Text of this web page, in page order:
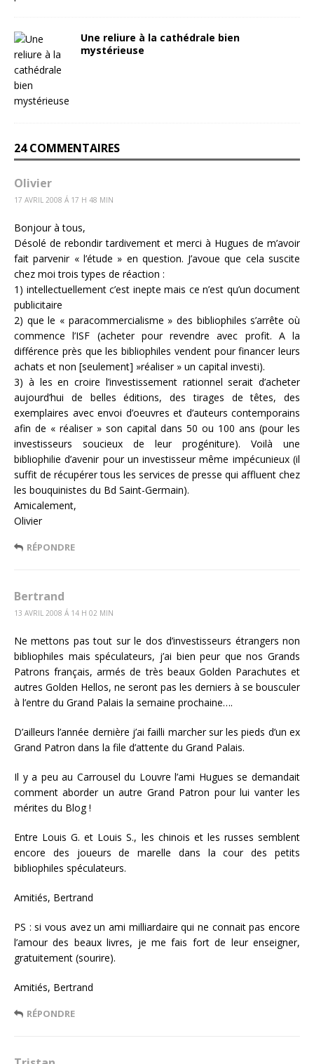
Une reliure à la cathédrale bien
mystérieuse
24 COMMENTAIRES
Olivier
17 AVRIL 2008 Á 17 H 48 MIN
Bonjour à tous,
Désolé de rebondir tardivement et merci à Hugues de m’avoir
fait parvenir « l’étude » en question. J’avoue que cela suscite
chez moi trois types de réaction :
1) intellectuellement c’est inepte mais ce n’est qu’un document
publicitaire
2) que le « paracommercialisme » des bibliophiles s’arrête où
commence l’ISF (acheter pour revendre avec profit. A la
différence près que les bibliophiles vendent pour financer leurs
achats et non [seulement] »réaliser » un capital investi).
3) à les en croire l’investissement rationnel serait d’acheter
aujourd’hui de belles éditions, des tirages de têtes, des
exemplaires avec envoi d’oeuvres et d’auteurs contemporains
afin de « réaliser » son capital dans 50 ou 100 ans (pour les
investisseurs soucieux de leur progéniture). Voilà une
bibliophilie d’avenir pour un investisseur même impécunieux (il
suffit de récupérer tous les services de presse qui affluent chez
les bouquinistes du Bd Saint-Germain).
Amicalement,
Olivier
RÉPONDRE
Bertrand
13 AVRIL 2008 Á 14 H 02 MIN
Ne mettons pas tout sur le dos d’investisseurs étrangers non
bibliophiles mais spéculateurs, j’ai bien peur que nos Grands
Patrons français, armés de très beaux Golden Parachutes et
autres Golden Hellos, ne seront pas les derniers à se bousculer
à l’entre du Grand Palais la semaine prochaine….
D’ailleurs l’année dernière j’ai failli marcher sur les pieds d’un ex
Grand Patron dans la file d’attente du Grand Palais.
Il y a peu au Carrousel du Louvre l’ami Hugues se demandait
comment aborder un autre Grand Patron pour lui vanter les
mérites du Blog !
Entre Louis G. et Louis S., les chinois et les russes semblent
encore des joueurs de marelle dans la cour des petits
bibliophiles spéculateurs.
Amitiés, Bertrand
PS : si vous avez un ami milliardaire qui ne connait pas encore
l’amour des beaux livres, je me fais fort de leur enseigner,
gratuitement (sourire).
Amitiés, Bertrand
RÉPONDRE